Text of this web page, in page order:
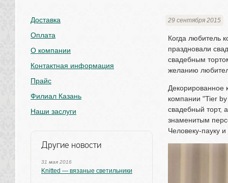
29 сентября 2015
Когда любитель
праздновали
свадебным
желанию
Декорированное
компании "Tier
свадебный торт,
знаменитым
Человеку-пауку
Доставка
Оплата
О компании
Контактная информация
Прайс
Филиал Казань
Наши заслуги
Другие новости
31 мая 2016
Knitted — вязаные светильники